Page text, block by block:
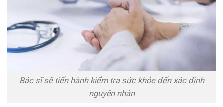
Bác sĩ sẽ tiến hành kiểm tra sức khỏe đến xác định
nguyên nhân